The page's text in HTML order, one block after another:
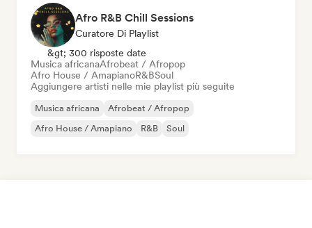
Afro R&B Chill Sessions
Curatore Di Playlist
&gt; 300 risposte date
Musica africanaAfrobeat / Afropop
Afro House / AmapianoR&BSoul
Aggiungere artisti nelle mie playlist più seguite
Musica africana
Afrobeat / Afropop
Afro House / Amapiano
R&B Soul